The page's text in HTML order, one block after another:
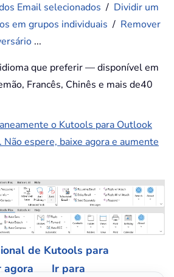
Email selecionados / Dividir um
em grupos individuais / Remover
...
que preferir — disponível em
Francês, Chinês e mais de40
o Kutools para Outlook
espere, baixe agora e aumente
de Kutools para
agora
Ir para